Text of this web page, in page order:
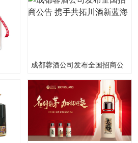
成都蓉酒公司发布全国招商公